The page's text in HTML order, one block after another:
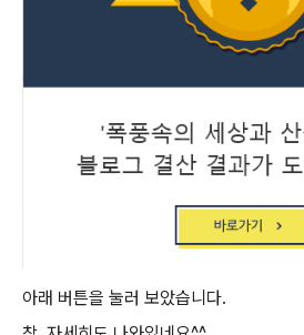
아래 버튼을 눌러 보았습니다.